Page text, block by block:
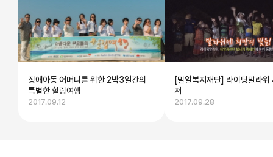
장애아동 어머니를 위한 2박3일간의
특별한 힐링여행
2017.09.12
[밀알복지재단] 라이팅말라
저
2017.09.28